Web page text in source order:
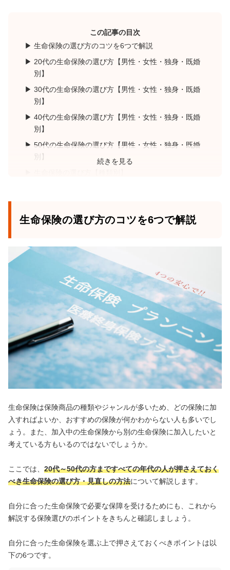
この記事の目次
生命保険の選び方のコツを6つで解説
20代の生命保険の選び方【男性・女性・独身・既婚
別】
30代の生命保険の選び方【男性・女性・独身・既婚
別】
40代の生命保険の選び方【男性・女性・独身・既婚
別】
50代の生命保険の選び方【男性・女性・独身・既婚
別】
気の保険相談窓口3選
続きを見る
生命保険の選び方のコツを6つで解説
生命保険は保険商品の種類やジャンルが多いため、どの保険に加
入すればよいか、おすすめの保険が何かわからない人も多いでし
ょう。また、加入中の生命保険から別の生命保険に加入したいと
考えている方もいるのではないでしょうか。
ここでは、 20代～50代の方まですべての年代の人が押さえておく
べき生命保険の選び方・見直しの方法について解説します。
自分に合った生命保険で必要な保障を受けるためにも、これから
解説する保険選びのポイントをきちんと確認しましょう。
自分に合った生命保険を選ぶ上で押さえておくべきポイントは以
下の6つです。